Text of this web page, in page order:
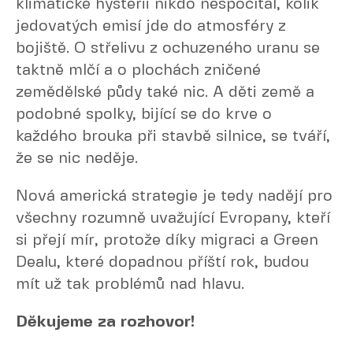
klimatické hysterii nikdo nespočítal, kolik
jedovatých emisí jde do atmosféry z
bojiště. O střelivu z ochuzeného uranu se
taktně mlčí a o plochách zničené
zemědělské půdy také nic. A děti země a
podobné spolky, bijící se do krve o
každého brouka při stavbě silnice, se tváří,
že se nic neděje.
Nová americká strategie je tedy nadějí pro
všechny rozumně uvažující Evropany, kteří
si přejí mír, protože díky migraci a Green
Dealu, které dopadnou příští rok, budou
mít už tak problémů nad hlavu.
Děkujeme za rozhovor!